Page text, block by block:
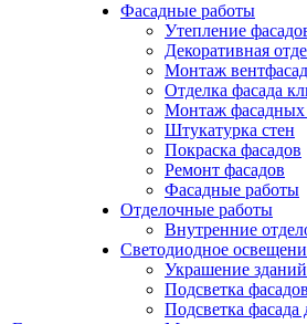
Фасадные работы
Утепление
Декоративная
Монтаж
Отделка фасада
Монтаж фасадных
Штукатурка стен
Покраска фасадов
Ремонт фасадов
Фасадные работы
Отделочные работы
Внутренние
Светодиодное
Украшение
Подсветка
Подсветка